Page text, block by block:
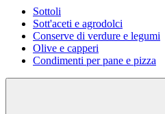
Sottoli
Sott'aceti e agrodolci
Conserve di verdure e legumi
Olive e capperi
Condimenti per pane e pizza